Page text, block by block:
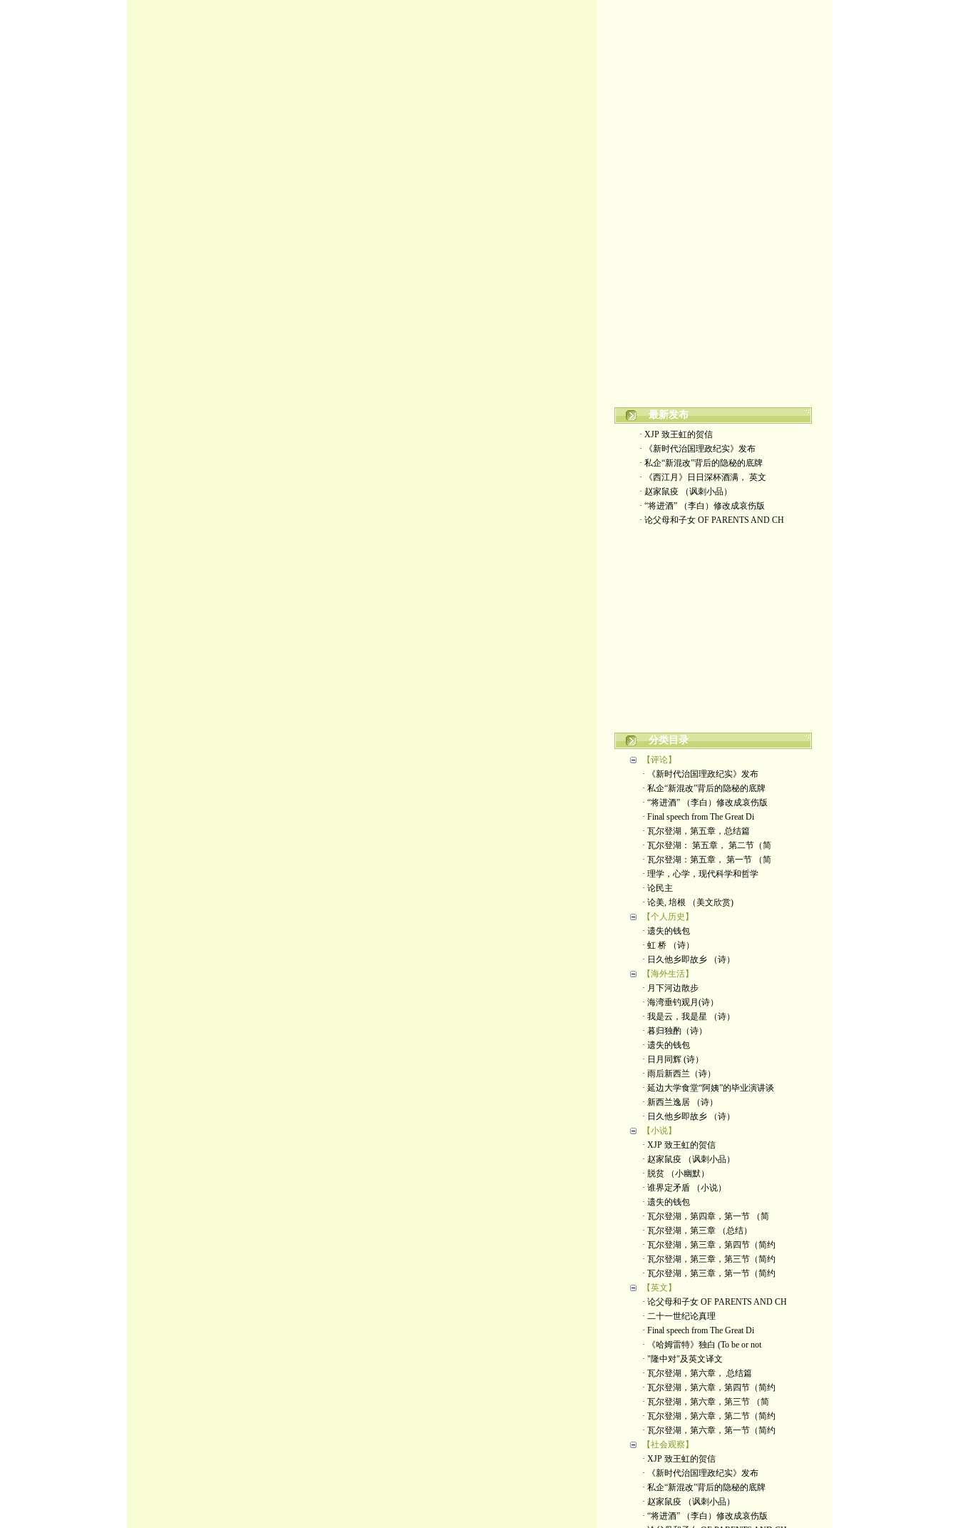
最新发布
· XJP 致王虹的贺信
· 《新时代治国理政纪实》发布
· 私企“新混改”背后的隐秘的底牌
· 《西江月》日日深杯酒满， 英文
· 赵家鼠疫 （讽刺小品）
· “将进酒” （李白）修改成哀伤版
· 论父母和子女 OF PARENTS AND CH
分类目录
【评论】
· 《新时代治国理政纪实》发布
· 私企“新混改”背后的隐秘的底牌
· “将进酒” （李白）修改成哀伤版
· Final speech from The Great Di
· 瓦尔登湖，第五章，总结篇
· 瓦尔登湖： 第五章， 第二节（简
· 瓦尔登湖：第五章， 第一节 （简
· 理学，心学，现代科学和哲学
· 论民主
· 论美, 培根 （美文欣赏)
【个人历史】
· 遗失的钱包
· 虹 桥 （诗）
· 日久他乡即故乡 （诗）
【海外生活】
· 月下河边散步
· 海湾垂钓观月(诗）
· 我是云，我是星 （诗）
· 暮归独酌（诗）
· 遗失的钱包
· 日月同辉 (诗）
· 雨后新西兰（诗）
· 延边大学食堂“阿姨”的毕业演讲谈
· 新西兰逸居 （诗）
· 日久他乡即故乡 （诗）
【小说】
· XJP 致王虹的贺信
· 赵家鼠疫 （讽刺小品）
· 脱贫 （小幽默）
· 谁界定矛盾 （小说）
· 遗失的钱包
· 瓦尔登湖，第四章，第一节 （简
· 瓦尔登湖，第三章 （总结）
· 瓦尔登湖，第三章，第四节（简约
· 瓦尔登湖，第三章，第三节（简约
· 瓦尔登湖，第三章，第一节（简约
【英文】
· 论父母和子女 OF PARENTS AND CH
· 二十一世纪论真理
· Final speech from The Great Di
· 《哈姆雷特》独白 (To be or not
· "隆中对"及英文译文
· 瓦尔登湖，第六章， 总结篇
· 瓦尔登湖，第六章，第四节（简约
· 瓦尔登湖，第六章，第三节 （简
· 瓦尔登湖，第六章，第二节（简约
· 瓦尔登湖，第六章，第一节（简约
【社会观察】
· XJP 致王虹的贺信
· 《新时代治国理政纪实》发布
· 私企“新混改”背后的隐秘的底牌
· 赵家鼠疫 （讽刺小品）
· “将进酒” （李白）修改成哀伤版